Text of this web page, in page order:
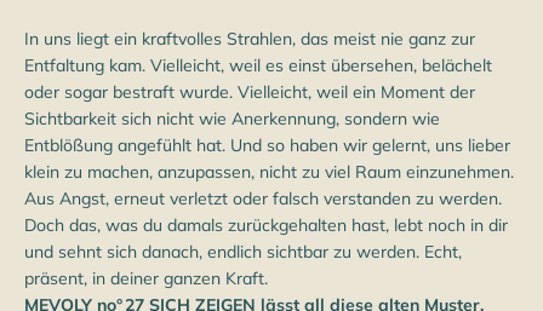
In uns liegt ein kraftvolles Strahlen, das meist nie ganz zur
Entfaltung kam. Vielleicht, weil es einst übersehen, belächelt
oder sogar bestraft wurde. Vielleicht, weil ein Moment der
Sichtbarkeit sich nicht wie Anerkennung, sondern wie
Entblößung angefühlt hat. Und so haben wir gelernt, uns lieber
klein zu machen, anzupassen, nicht zu viel Raum einzunehmen.
Aus Angst, erneut verletzt oder falsch verstanden zu werden.
Doch das, was du damals zurückgehalten hast, lebt noch in dir
und sehnt sich danach, endlich sichtbar zu werden. Echt,
präsent, in deiner ganzen Kraft.
MEVOLY no° 27 SICH ZEIGEN lässt all diese alten Muster,